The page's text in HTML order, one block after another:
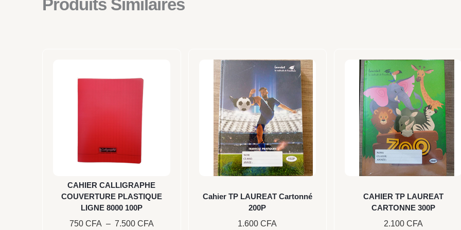
Produits Similaires
CAHIER CALLIGRAPHE
COUVERTURE PLASTIQUE
LIGNE 8000 100P
750 CFA – 7.500 CFA
plusieurs
variations.
options
peuvent
être
choisies
sur
la
Cahier TP LAUREAT Cartonné
200P
1.600CFA
CAHIER TP LAUREAT
CARTONNE 300P
2.100 CFA